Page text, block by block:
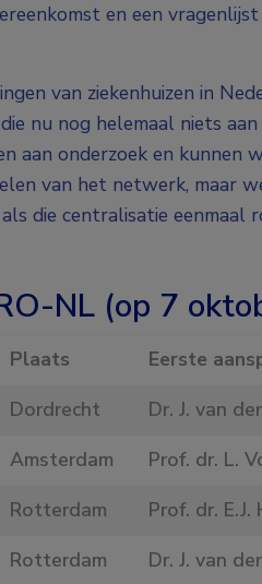
en een
van ziekenhuizen in
nu nog helemaal niets
aan onderzoek en kunnen
van het netwerk, maar
die centralisatie eenmaal
NL (op 7
Plaats
Eerste
Dordrecht
Dr. J. van
Amsterdam
Prof. dr. L.
Rotterdam
Prof. dr. E.J.
Rotterdam
Dr. J. van